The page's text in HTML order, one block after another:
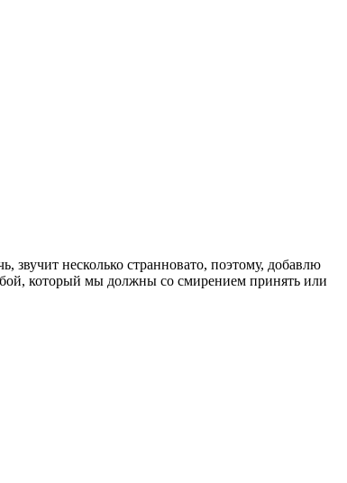
звучит несколько странновато, поэтому, добавлю
который мы должны со смирением принять или